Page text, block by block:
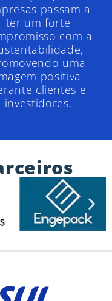
passam a
ter um forte
com a
uma
positiva
clientes e
investidores.